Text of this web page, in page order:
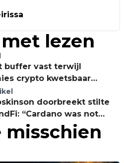
lezen
buffer vast terwijl
crypto kwetsbaar
doorbreekt stilte
“Cardano was not
misschien